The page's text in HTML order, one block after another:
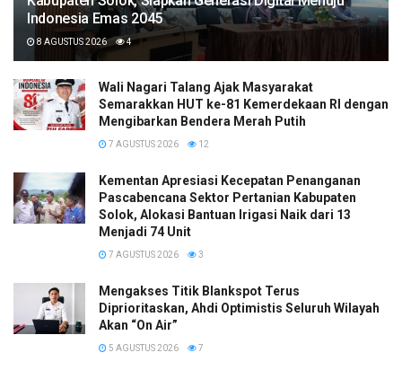
Indonesia Emas 2045
8 AGUSTUS 2026 4
Wali Nagari Talang Ajak Masyarakat
Semarakkan HUT ke-81 Kemerdekaan RI dengan
Mengibarkan Bendera Merah Putih
7 AGUSTUS 2026 12
Kementan Apresiasi Kecepatan Penanganan
Pascabencana Sektor Pertanian Kabupaten
Solok, Alokasi Bantuan Irigasi Naik dari 13
Menjadi 74 Unit
7 AGUSTUS 2026 3
Mengakses Titik Blankspot Terus
Diprioritaskan, Ahdi Optimistis Seluruh Wilayah
Akan “On Air”
5 AGUSTUS 2026 7